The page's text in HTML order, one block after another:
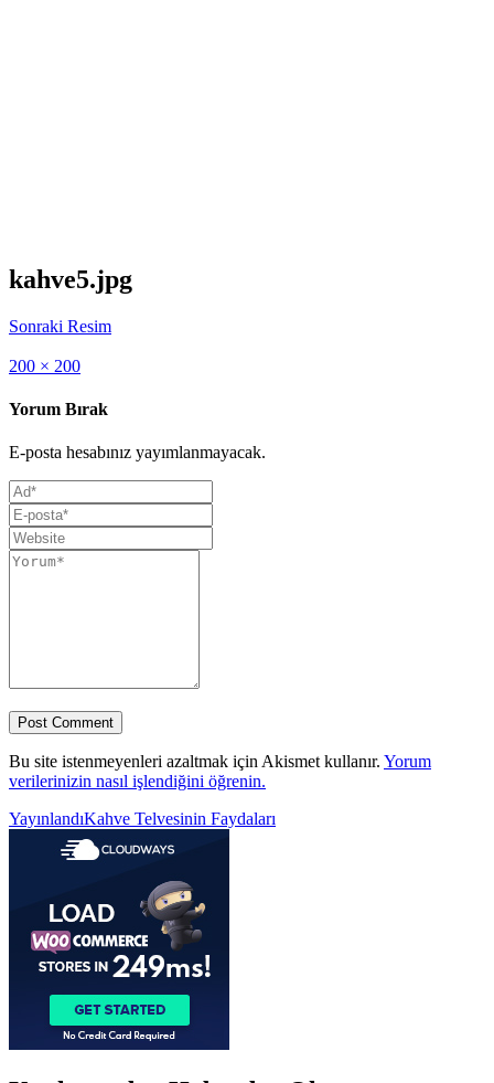
kahve5.jpg
Sonraki Resim
Full
200 × 200
Yorum Bırak
E-posta hesabınız yayımlanmayacak.
Bu site istenmeyenleri azaltmak için Akismet kullanır. Yorum
verilerinizin nasıl işlendiğini öğrenin.
Yazı
gezinmesi
YayınlandıKahve Telvesinin Faydaları